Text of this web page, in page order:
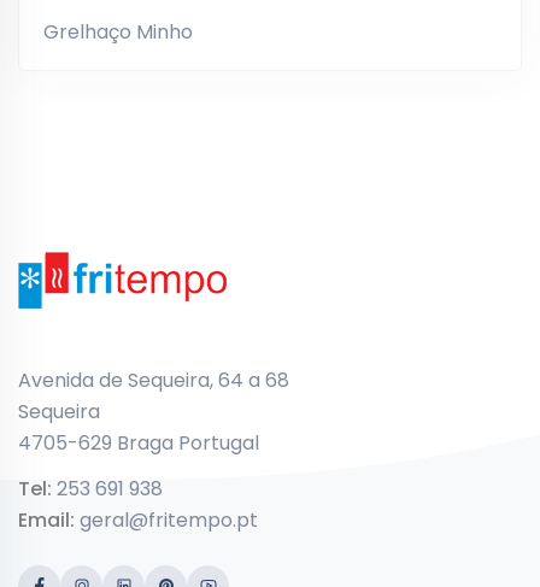
Grelhaço Minho
Avenida de Sequeira, 64 a 68
Sequeira
4705-629 Braga Portugal
Tel: 253 691 938
Email: geral@fritempo.pt